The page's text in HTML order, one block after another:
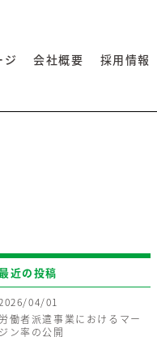
ジ 会社概要 採用情報
グ・アイ・レコーダ®
近の投稿
04/01
労働者派遣事業におけるマー
ジン率の公開